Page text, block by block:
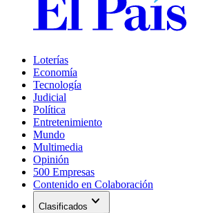
Loterías
Economía
Tecnología
Judicial
Política
Entretenimiento
Mundo
Multimedia
Opinión
500 Empresas
Contenido en Colaboración
Clasificados expand_more